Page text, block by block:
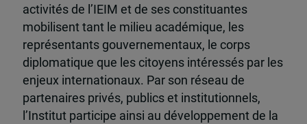
activités de l’IEIM et de ses constituantes
mobilisent tant le milieu académique, les
représentants gouvernementaux, le corps
diplomatique que les citoyens intéressés par les
enjeux internationaux. Par son réseau de
partenaires privés, publics et institutionnels,
l’Institut participe ainsi au développement de la